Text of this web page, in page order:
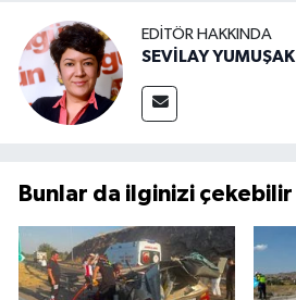
EDITÖR HAKKINDA
SEVİLAY YUMUŞAK
Bunlar da ilginizi çekebilir